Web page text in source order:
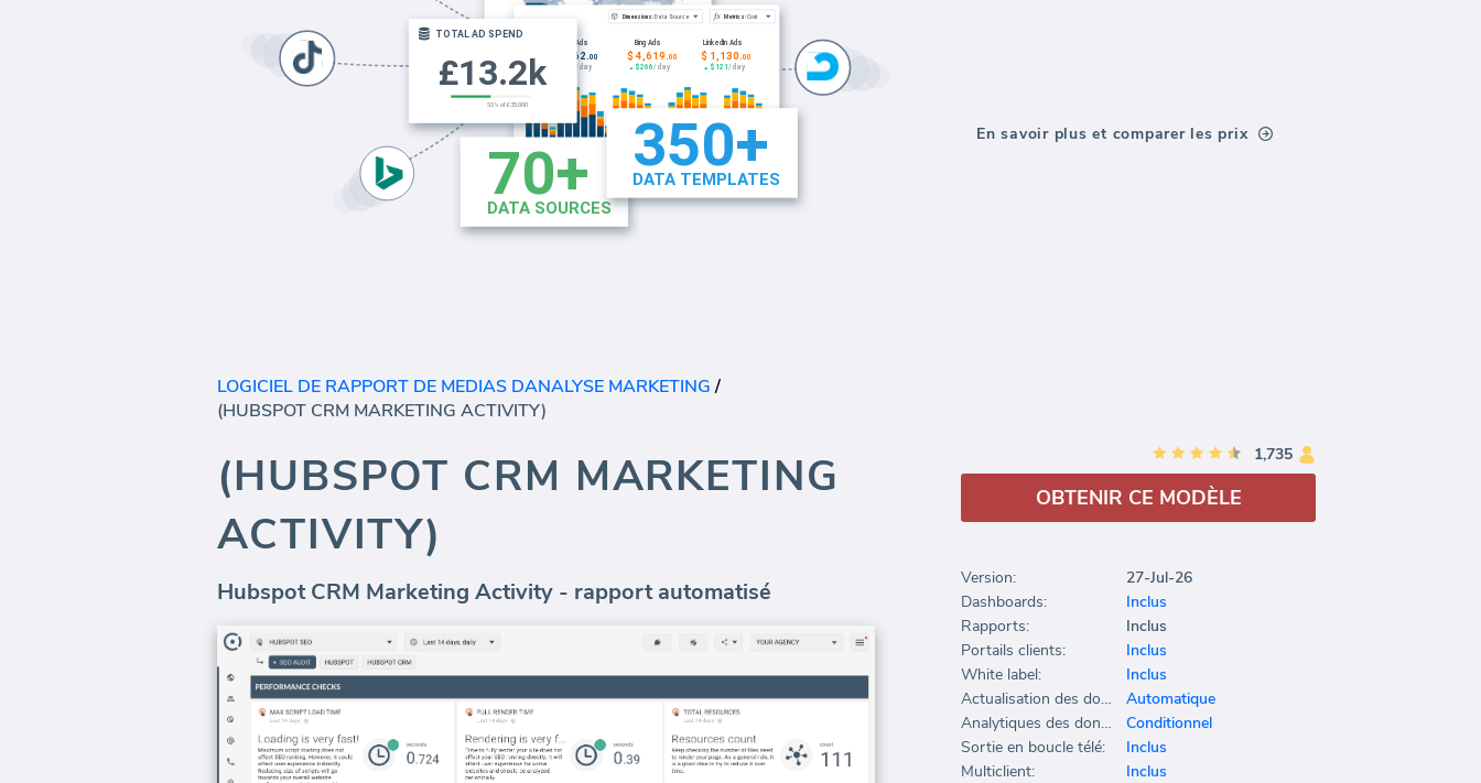
En savoir plus et comparer les prix
LOGICIEL DE RAPPORT DE MEDIAS DANALYSE MARKETING/
(HUBSPOT CRM MARKETING ACTIVITY)
(HUBSPOT CRM MARKETING
ACTIVITY)
Hubspot CRM Marketing Activity - rapport automatisé
1,735
OBTENIR CE MODÈLE
Version:
27-Jul-26
Dashboards:
Inclus
Rapports:
Inclus
Portails clients:
Inclus
White label:
Inclus
Actualisation des données:
Automatique
Analytiques des données:
Conditionnel
Sortie en boucle télé:
Inclus
Multiclient:
Inclus